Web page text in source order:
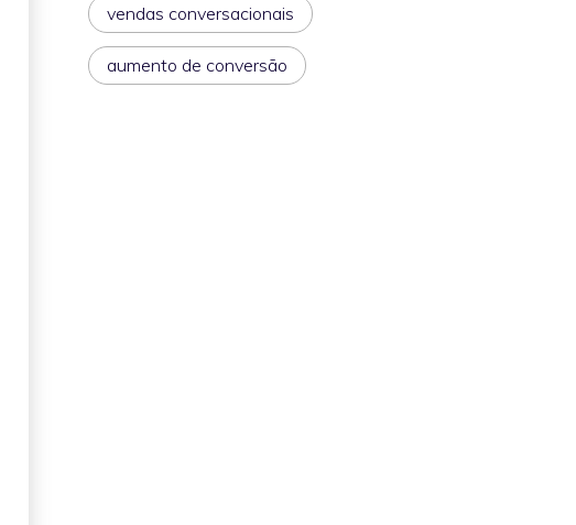
vendas conversacionais
aumento de conversão